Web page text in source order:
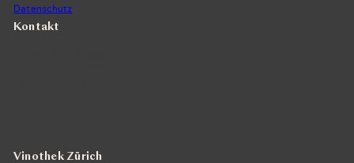
Datenschutz
Kontakt
Vinothek Zürich